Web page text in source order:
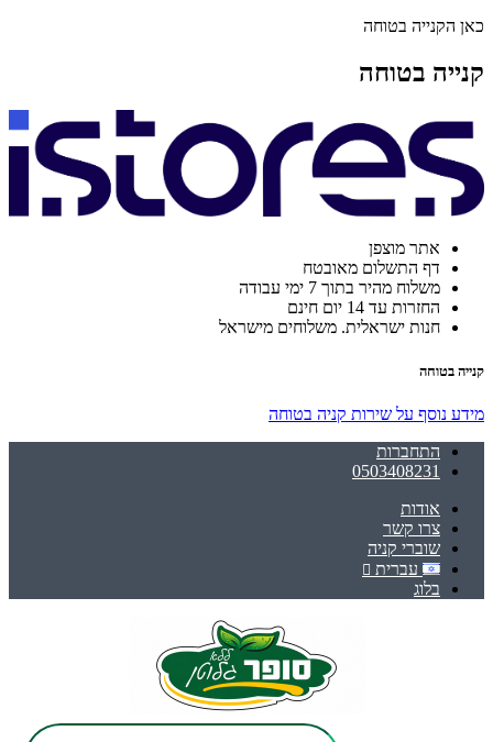
כאן הקנייה בטוחה
קנייה בטוחה
אתר מוצפן
דף התשלום מאובטח
משלוח מהיר בתוך 7 ימי עבודה
החזרות עד 14 יום חינם
חנות ישראלית. משלוחים מישראל
קנייה בטוחה
מידע נוסף על שירות קניה בטוחה
התחברות
0503408231
אודות
צרו קשר
שוברי קניה
עברית
בלוג